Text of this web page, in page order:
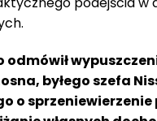
odmówił
byłego szefa
o